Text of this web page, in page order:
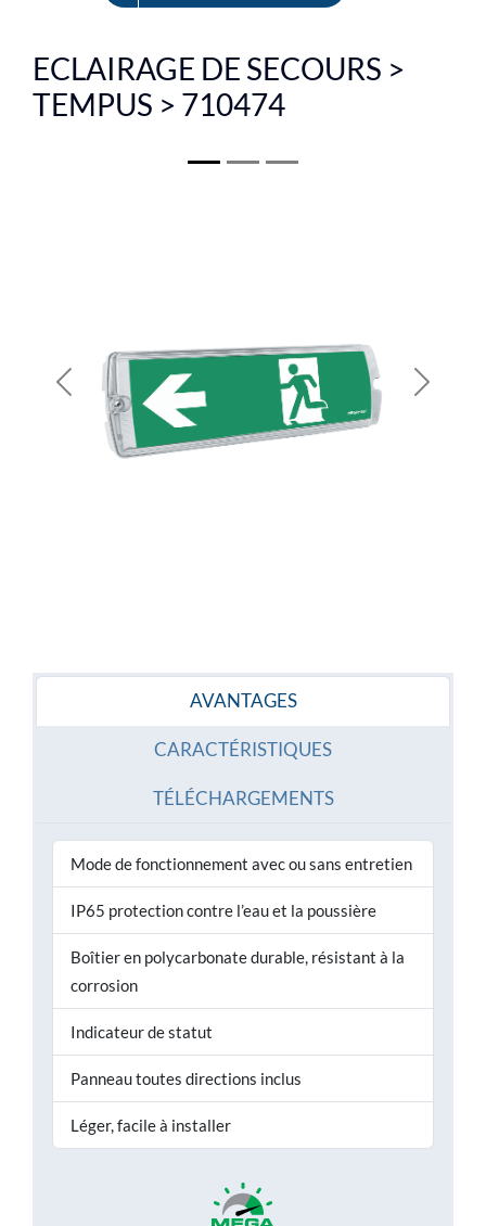
EN
ECLAIRAGE DE SECOURS >
TEMPUS > 710474
AVANTAGES
CARACTÉRISTIQUES
TÉLÉCHARGEMENTS
Mode de fonctionnement avec ou sans entretien
IP65 protection contre l’eau et la poussière
Boîtier en polycarbonate durable, résistant à la
corrosion
Indicateur de statut
Panneau toutes directions inclus
Léger, facile à installer
Previous Next